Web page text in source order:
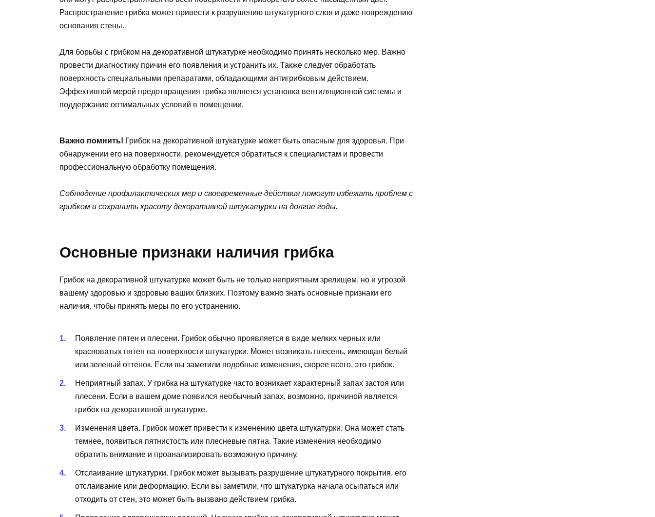
Распространение грибка может привести к разрушению штукатурного слоя и даже повреждению
основания стены.
Для борьбы с грибком на декоративной штукатурке необходимо принять несколько мер. Важно
провести диагностику причин его появления и устранить их. Также следует обработать
поверхность специальными препаратами, обладающими антигрибковым действием.
Эффективной мерой предотвращения грибка является установка вентиляционной системы и
поддержание оптимальных условий в помещении.
Важно помнить! Грибок на декоративной штукатурке может быть опасным для здоровья. При
обнаружении его на поверхности, рекомендуется обратиться к специалистам и провести
профессиональную обработку помещения.
Соблюдение профилактических мер и своевременные действия помогут избежать проблем с
грибком и сохранить красоту декоративной штукатурки на долгие годы.
Основные признаки наличия грибка
Грибок на декоративной штукатурке может быть не только неприятным зрелищем, но и угрозой
вашему здоровью и здоровью ваших близких. Поэтому важно знать основные признаки его
наличия, чтобы принять меры по его устранению.
Появление пятен и плесени. Грибок обычно проявляется в виде мелких черных или
красноватых пятен на поверхности штукатурки. Может возникать плесень, имеющая белый
или зеленый оттенок. Если вы заметили подобные изменения, скорее всего, это грибок.
Неприятный запах. У грибка на штукатурке часто возникает характерный запах застоя или
плесени. Если в вашем доме появился необычный запах, возможно, причиной является
грибок на декоративной штукатурке.
Изменения цвета. Грибок может привести к изменению цвета штукатурки. Она может стать
темнее, появиться пятнистость или плесневые пятна. Такие изменения необходимо
обратить внимание и проанализировать возможную причину.
Отслаивание штукатурки. Грибок может вызывать разрушение штукатурного покрытия, его
отслаивание или деформацию. Если вы заметили, что штукатурка начала осыпаться или
отходить от стен, это может быть вызвано действием грибка.